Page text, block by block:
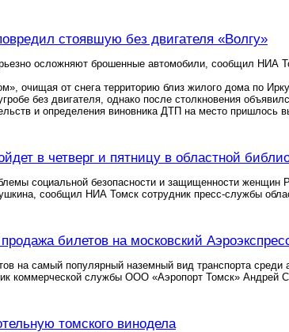
стоявшую без двигателя «Волгу»
осложняют брошенные автомобили, сообщил НИА
очищая от снега территорию близ жилого дома по
без двигателя, однако после столкновения
и определения виновника ДТП на место пришлось
в четверг и пятницу в областной
социальной безопасности и защищенности женщин
сообщил НИА Томск сотрудник пресс-службы
билетов на московский
на самый популярный наземный вид транспорта среди
коммерческой службы ООО «Аэропорт Томск» Андрей
томского винодела